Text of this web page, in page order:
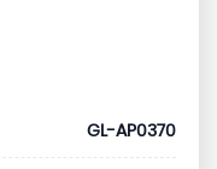
GL-AP0370